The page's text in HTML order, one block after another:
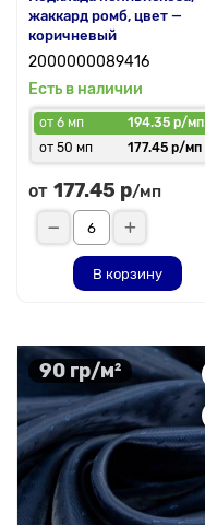
жаккард ромб, цвет —
коричневый
2000000089416
Есть в наличии
от 6 мп
194.35 р/мп
от 50 мп
177.45 р/мп
от 177.45 р/мп
В корзину
90 гр/м²